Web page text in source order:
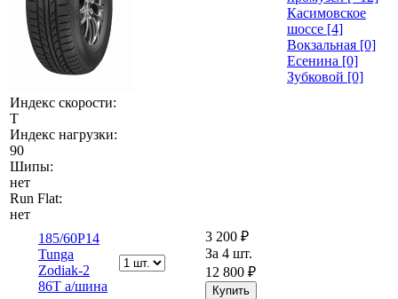
Касимовское
шоссе [4]
Вокзальная [0]
Есенина [0]
Зубковой [0]
Индекс скорости:
T
Индекс нагрузки:
90
Шипы:
нет
Run Flat:
нет
185/60Р14
Tunga
Zodiak-2
86T а/шина
3 200 ₽
За 4 шт.
12 800 ₽